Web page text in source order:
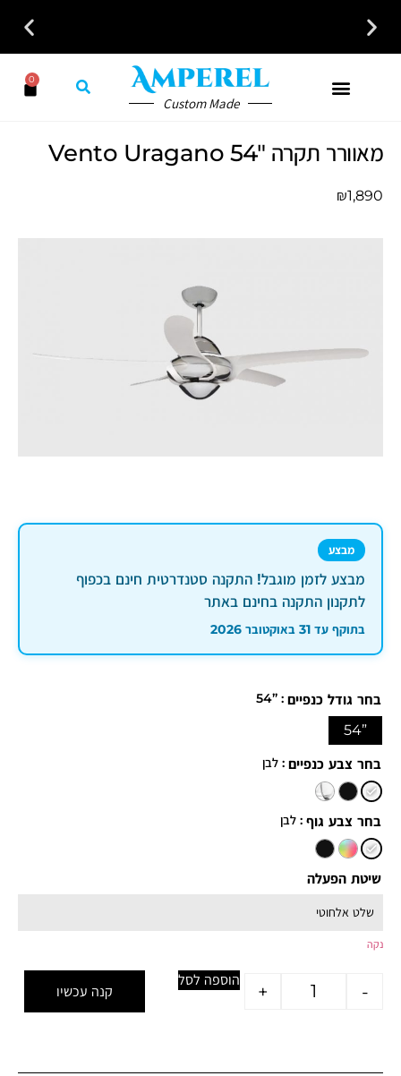
Custom Made
0
מאוורר תקרה Vento Uragano 54″
₪1,890
מבצע
מבצע לזמן מוגבל! התקנה סטנדרטית חינם בכפוף
לתקנון התקנה בחינם באתר
בתוקף עד 31 באוקטובר 2026
בחר גודל כנפיים : ”54
”54
בחר צבע כנפיים : לבן
בחר צבע גוף : לבן
שיטת הפעלה
נקה
-
+
הוספה לסל
קנה עכשיו